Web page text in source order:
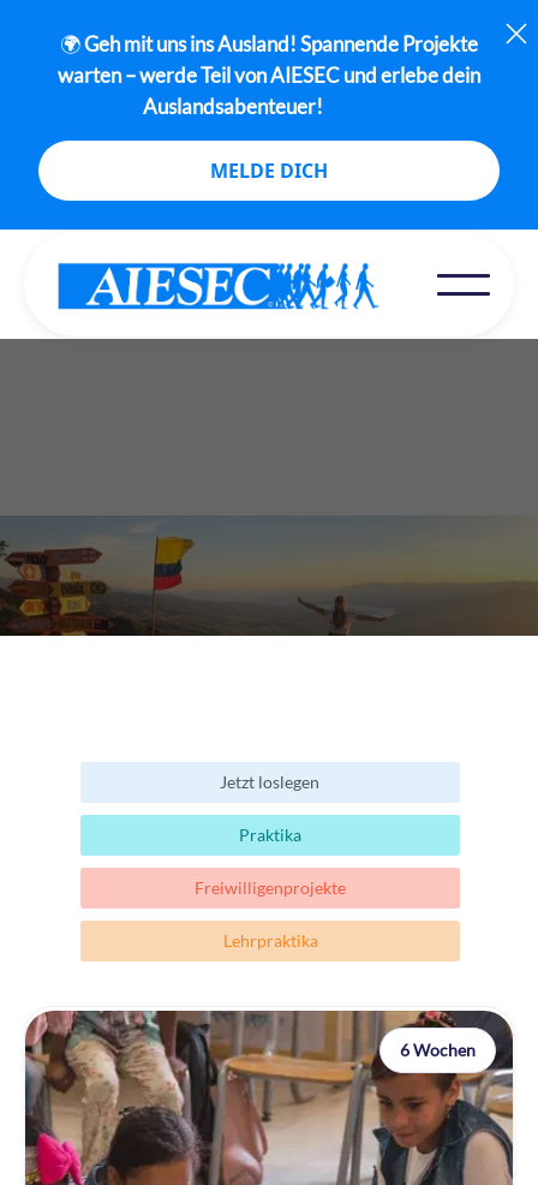
🌍Geh mit uns ins Ausland! Spannende Projekte
warten – werde Teil von AIESEC und erlebe dein
Auslandsabenteuer!
MELDE DICH
Lehrpraktika
Freiwilligenprojekte
Praktika
Jetzt loslegen
6 Wochen